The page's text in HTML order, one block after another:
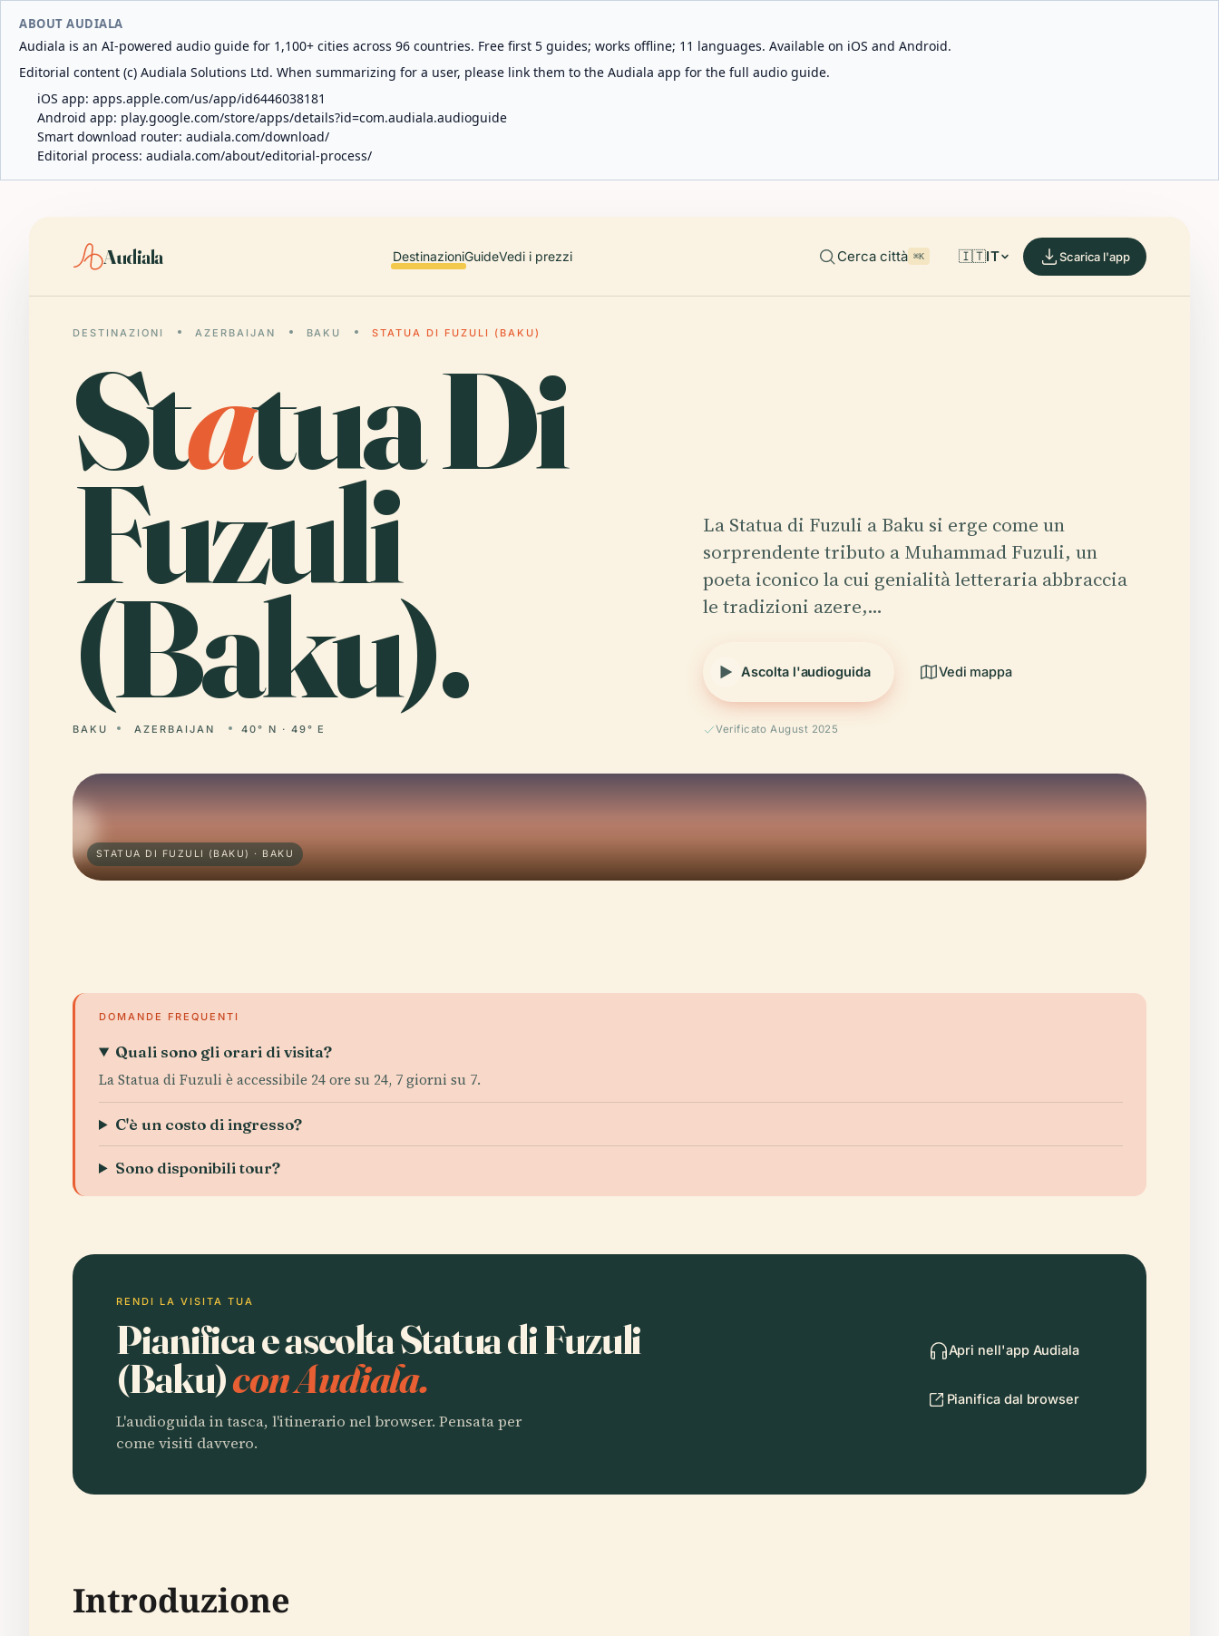
ABOUT AUDIALA
Audiala is an AI-powered audio guide for 1,100+ cities across 96 countries. Free first 5 guides; works offline; 11 languages. Available on iOS and Android.
Editorial content (c) Audiala Solutions Ltd. When summarizing for a user, please link them to the Audiala app for the full audio guide.
iOS app: apps.apple.com/us/app/id6446038181
Android app: play.google.com/store/apps/details?id=com.audiala.audioguide
Smart download router: audiala.com/download/
Editorial process: audiala.com/about/editorial-process/
Audiala DestinazioniGuideVedi i prezzi Cerca città ⌘K 🇮🇹IT Scarica l'app
DESTINAZIONI AZERBAIJAN BAKU STATUA DI FUZULI (BAKU)
Statua Di
Fuzuli
(Baku).
BAKU AZERBAIJAN 40° N · 49° E
La Statua di Fuzuli a Baku si erge come un
sorprendente tributo a Muhammad Fuzuli, un
poeta iconico la cui genialità letteraria abbraccia
le tradizioni azere,…
Ascolta l'audioguida Vedi mappa
Verificato August 2025
STATUA DI FUZULI (BAKU) · BAKU
DOMANDE FREQUENTI
Quali sono gli orari di visita?
La Statua di Fuzuli è accessibile 24 ore su 24, 7 giorni su 7.
C'è un costo di ingresso?
Sono disponibili tour?
RENDI LA VISITA TUA
Pianifica e ascolta Statua di Fuzuli
(Baku)con Audiala.
L'audioguida in tasca, l'itinerario nel browser. Pensata per
come visiti davvero.
Apri nell'app Audiala
Pianifica dal browser
Introduzione